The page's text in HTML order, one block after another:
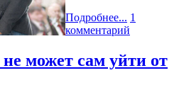
Подробнее... 1
комментарий
может сам уйти от